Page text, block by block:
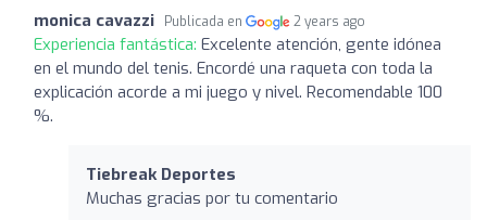
monica cavazzi Publicada en 2 years ago
Experiencia fantástica: Excelente atención, gente idónea
en el mundo del tenis. Encordé una raqueta con toda la
explicación acorde a mi juego y nivel. Recomendable 100
%.
Tiebreak Deportes
Muchas gracias por tu comentario